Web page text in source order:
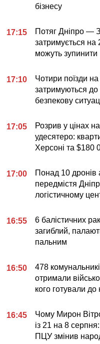
бізнесу
17:15
Потяг Дніпро —
затримується на
можуть зупинити
17:10
Чотири поїзди
затримуються до
безпекову
17:05
Розрив у цінах
удесятеро:
Херсоні та $180
17:00
Понад 10 дронів
передмістя
логістичному
16:55
6 балістичних
загиблий,
пальним
16:50
478
отримали
кого готували
16:45
Чому Мирон
із 21 на 8
ПЦУ змінив